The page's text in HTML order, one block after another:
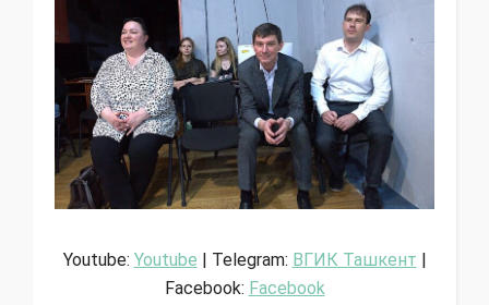
Youtube: Youtube | Telegram: ВГИК Ташкент
Facebook: Facebook